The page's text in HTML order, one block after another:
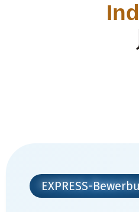
EXPRESS-